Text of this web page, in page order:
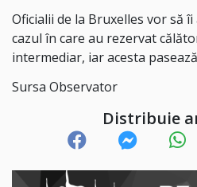
Oficialii de la Bruxelles vor să
cazul în care au rezervat
intermediar, iar acesta
Sursa Observator
Distribuie